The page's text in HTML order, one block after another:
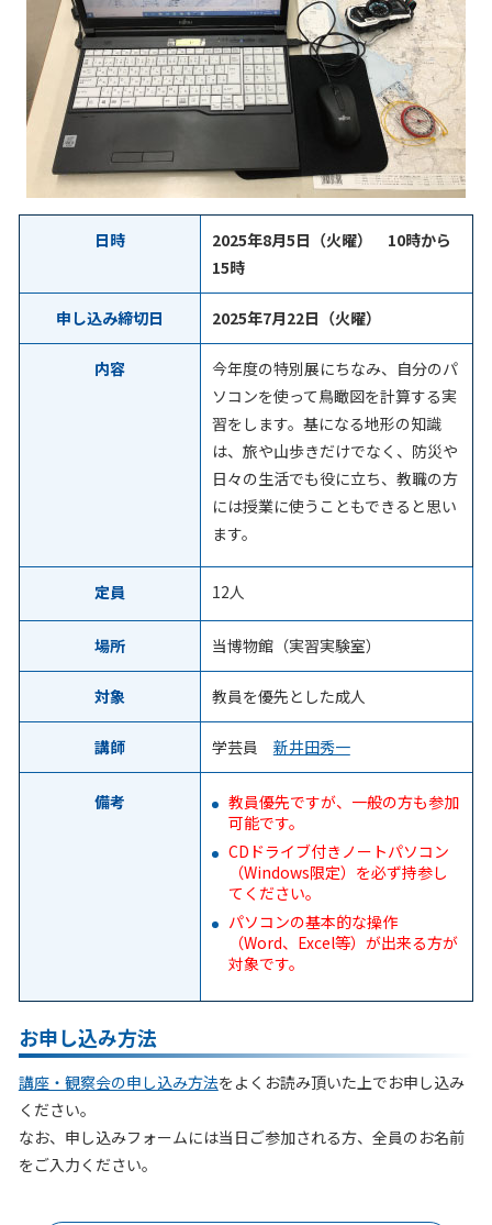
日時
2025年8月5日（火曜） 10時から
15時
申し込み締切日 2025年7月22日（火曜）
内容
今年度の特別展にちなみ、自分のパ
ソコンを使って鳥瞰図を計算する実
習をします。基になる地形の知識
は、旅や山歩きだけでなく、防災や
日々の生活でも役に立ち、教職の方
には授業に使うこともできると思い
ます。
定員 12人
場所 当博物館（実習実験室）
対象 教員を優先とした成人
講師 学芸員 新井田秀一
備考
教員優先ですが、一般の方も参加
可能です。
CDドライブ付きノートパソコン
（Windows限定）を必ず持参し
てください。
パソコンの基本的な操作
（Word、Excel等）が出来る方が
対象です。
お申し込み方法
講座・観察会の申し込み方法をよくお読み頂いた上でお申し込み
ください。
なお、申し込みフォームには当日ご参加される方、全員のお名前
をご入力ください。